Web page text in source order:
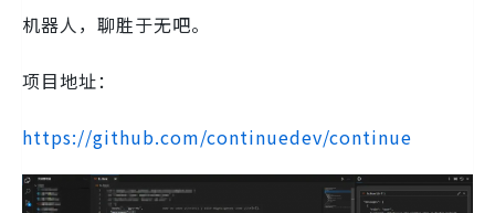
机器人，聊胜于无吧。
项目地址：
https://github.com/continuedev/continue